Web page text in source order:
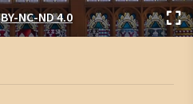
BY-NC-ND 4.0